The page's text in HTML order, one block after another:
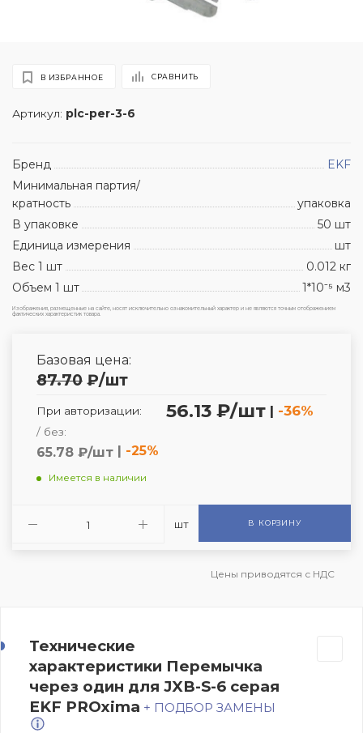
Артикул: plc-per-3-6
В ИЗБРАННОЕ СРАВНИТЬ
Бренд
EKF
Минимальная партия/
кратность
упаковка
В упаковке
50 шт
Единица измерения
шт
Вес 1 шт
0.012 кг
Объем 1 шт
1*10⁻⁵ м3
Изображения, размещенные на сайте, носят исключительно ознакомительный характер и не являются точным отображением
фактических характеристик товара.
Базовая цена:
87.70 ₽/шт
При авторизации: 56.13 ₽/шт | -36%
/ без:
65.78 ₽/шт | -25%
Имеется в наличии
шт В КОРЗИНУ
Цены приводятся с НДС
Технические
характеристики Перемычка
через один для JXB-S-6 серая
EKF PROxima + ПОДБОР ЗАМЕНЫ